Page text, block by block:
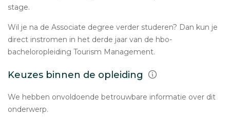
stage.
Wil je na de Associate degree verder studeren? Dan kun je
direct instromen in het derde jaar van de hbo-
bacheloropleiding Tourism Management.
Keuzes binnen de opleiding
We hebben onvoldoende betrouwbare informatie over dit
onderwerp.